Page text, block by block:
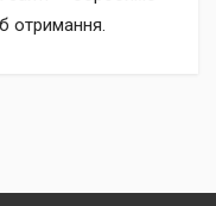
отримання.